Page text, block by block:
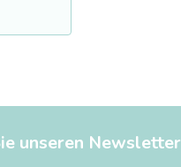
unseren Newsletter